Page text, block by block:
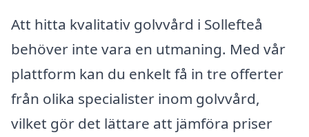
Att hitta kvalitativ golvvård i Sollefteå
behöver inte vara en utmaning. Med vår
plattform kan du enkelt få in tre offerter
från olika specialister inom golvvård,
vilket gör det lättare att jämföra priser